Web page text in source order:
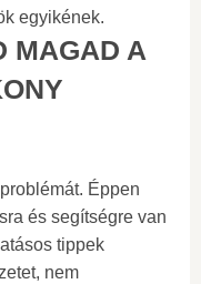
egyikének.
MAGAD A
Éppen
és segítségre van
tippek
nem